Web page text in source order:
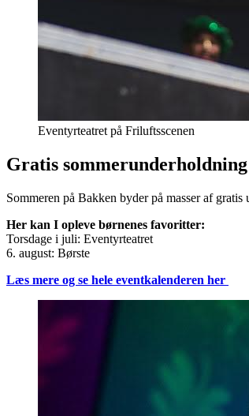
Eventyrteatret på Friluftsscenen
Gratis
Sommeren på Bakken byder på masser af
Her kan I opleve børnenes favoritter:
Torsdage i juli: Eventyrteatret
6. august: Børste
Læs mere og se hele eventkalenderen her